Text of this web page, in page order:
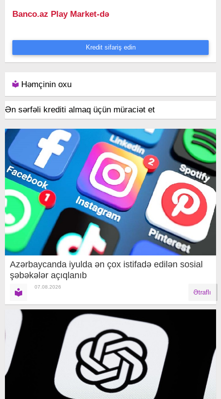
Banco.az Play Market-də
Kredit sifariş edin
Həmçinin oxu
Ən sərfəli krediti almaq üçün müraciət et
Azərbaycanda iyulda ən çox istifadə edilən sosial
şəbəkələr açıqlanıb
07.08.2026
Ətraflı